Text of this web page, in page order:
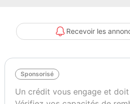
Recevoir les
Sponsorisé
Un crédit vous engage et